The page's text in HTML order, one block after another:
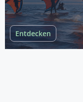
Entdecken